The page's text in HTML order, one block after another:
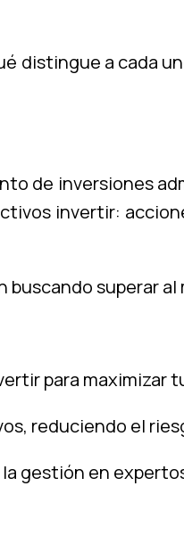
distingue a cada
de inversiones
invertir:
superar al
para maximizar
reduciendo el
gestión en